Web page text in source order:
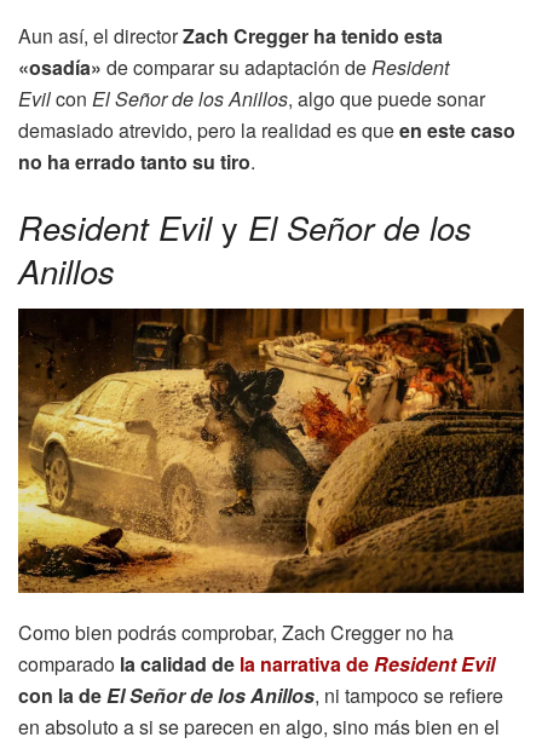
Aun así, el directorZach Cregger ha tenido esta
«osadía» de comparar su adaptación deResident
Evilcon El Señor de los Anillos, algo que puede sonar
demasiado atrevido, pero la realidad es queen este caso
no ha errado tanto su tiro.
Resident Evily El Señor de los
Anillos
Como bien podrás comprobar, Zach Cregger no ha
comparado la calidad de la narrativa deResident Evil
con la deEl Señor de los Anillos, ni tampoco se refiere
en absoluto a si se parecen en algo, sino más bien en el